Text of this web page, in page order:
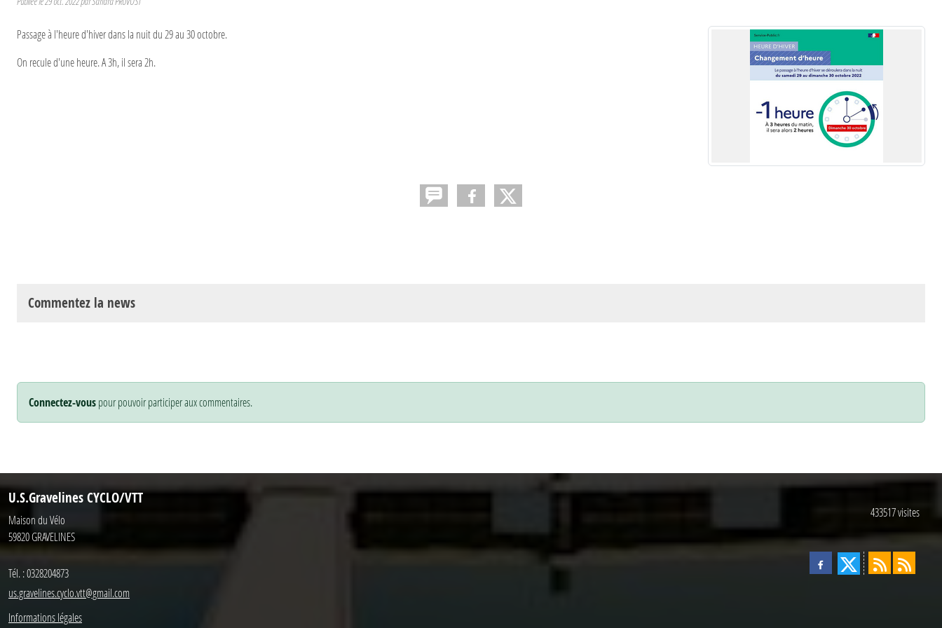
Passage à l'heure d'hiver dans la nuit du 29 au 30 octobre.
On recule d'une heure. A 3h, il sera 2h.
Commentez la news
Connectez-vouspour pouvoir participer aux commentaires.
U.S.Gravelines CYCLO/VTT
Maison du Vélo
59820GRAVELINES
Tél. :0328204873
us.gravelines.cyclo.vtt@gmail.com
Informations légales
433517visites